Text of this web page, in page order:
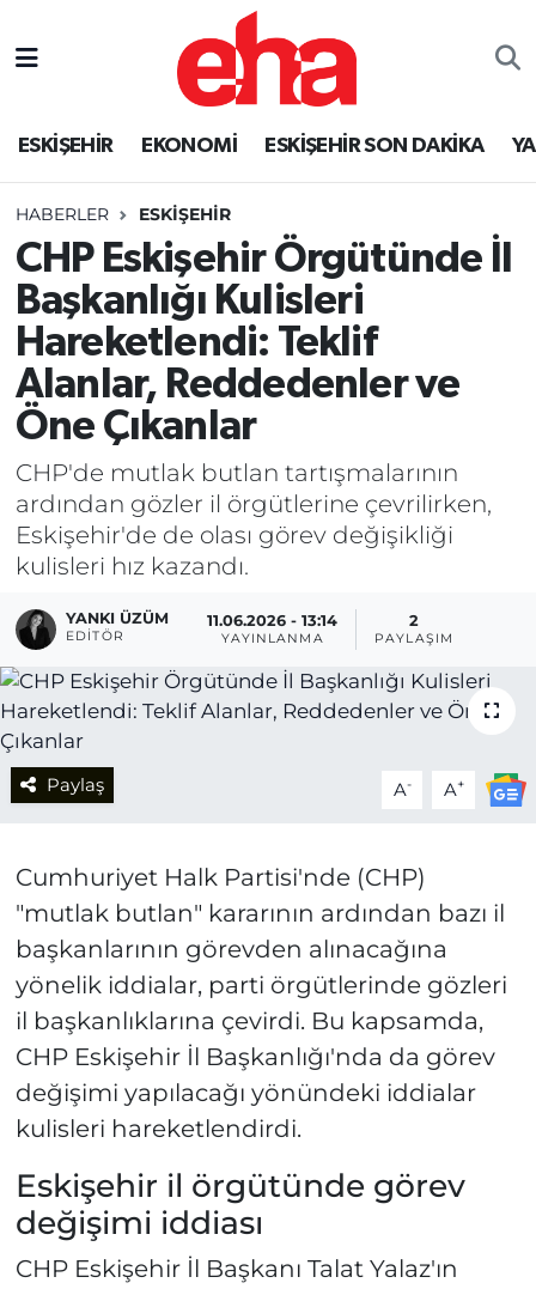
ESKİŞEHİR EKONOMİ ESKİŞEHİR SON DAKİKA
HABERLER ESKİŞEHİR
CHP Eskişehir Örgütünde İl
Başkanlığı Kulisleri
Hareketlendi: Teklif
Alanlar, Reddedenler ve
Öne Çıkanlar
CHP'de mutlak butlan tartışmalarının
ardından gözler il örgütlerine çevrilirken,
Eskişehir'de de olası görev değişikliği
kulisleri hız kazandı.
YANKI ÜZÜM
EDITÖR
11.06.2026 - 13:14
YAYINLANMA
2
PAYLAŞIM
Paylaş A- A+
Cumhuriyet Halk Partisi'nde (CHP)
"mutlak butlan" kararının ardından bazı il
başkanlarının görevden alınacağına
yönelik iddialar, parti örgütlerinde gözleri
il başkanlıklarına çevirdi. Bu kapsamda,
CHP Eskişehir İl Başkanlığı'nda da görev
değişimi yapılacağı yönündeki iddialar
kulisleri hareketlendirdi.
Eskişehir il örgütünde görev
değişimi iddiası
CHP Eskişehir İl Başkanı Talat Yalaz'ın